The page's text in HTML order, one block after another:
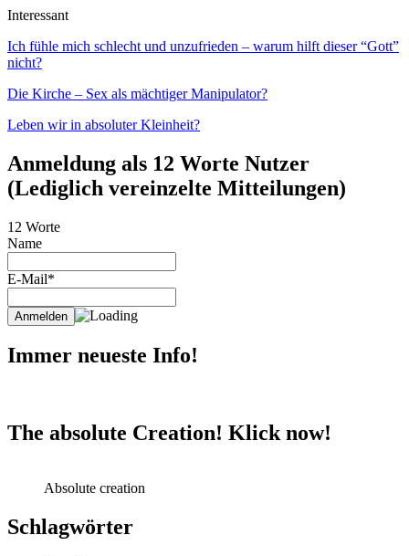
Interessant
Ich fühle mich schlecht und unzufrieden – warum hilft dieser “Gott”
nicht?
Die Kirche – Sex als mächtiger Manipulator?
Leben wir in absoluter Kleinheit?
Anmeldung als 12 Worte Nutzer
(Lediglich vereinzelte Mitteilungen)
12 Worte
Name
E-Mail*
Immer neueste Info!
The absolute Creation! Klick now!
Absolute creation
Schlagwörter